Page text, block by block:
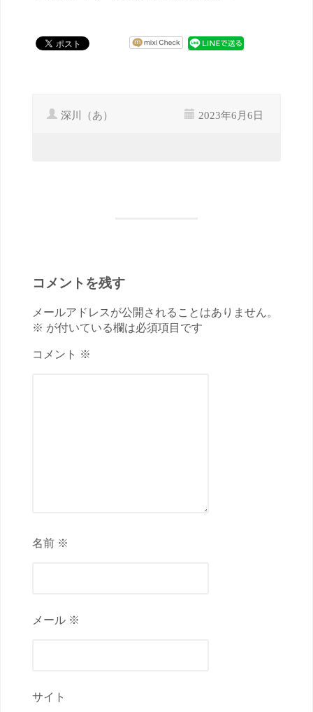
深川（あ） 2023年6月6日
コメントを残す
メールアドレスが公開されることはありません。
※ が付いている欄は必須項目です
コメント ※
名前 ※
メール ※
サイト